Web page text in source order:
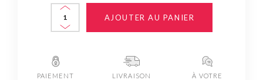
AJOUTER AU PANIER
PAIEMENT
LIVRAISON
À VOTRE